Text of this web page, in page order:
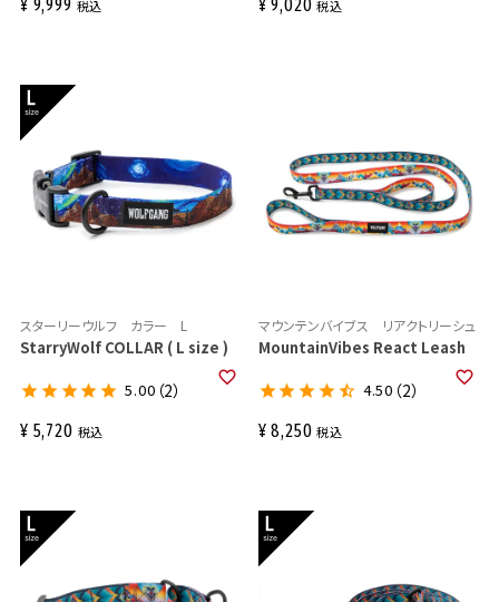
¥ 9,999 税込 ¥ 9,020 税込
スターリーウルフ カラー L
StarryWolf COLLAR ( L size )
¥ 5,720 税込
5.00 （2）
マウンテンバイブス リアクトリーシュ
MountainVibes React Leash
¥ 8,250 税込
4.50 （2）